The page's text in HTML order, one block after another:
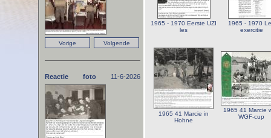
1965 - 1970 Eerste UZI
les
1965 - 1970
exercitie
1965 41 Marcie in
Hohne
1965 41 Marcie
WGF-cup
Reactie foto 11-6-2026